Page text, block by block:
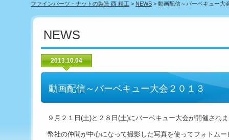
ファインパーツ・ナットの製造 西 精工 > NEWS > 動画配信～バーベキュー大
NEWS
2013.10.04
動画配信～バーベキュー大会２０１３
９月２１日(土)と２８日(土)にバーベキュー大会が開催され
幣社の仲間が中心になって撮影した写真を使ってフォトムー